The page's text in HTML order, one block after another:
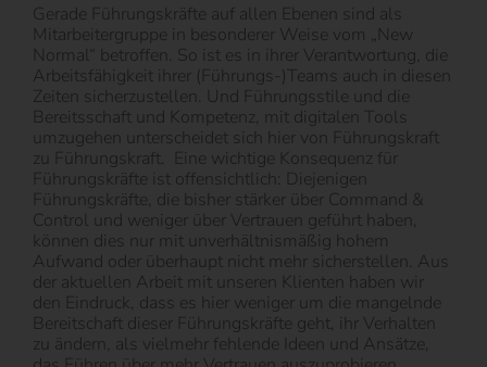
Gerade Führungskräfte auf allen Ebenen sind als
Mitarbeitergruppe in besonderer Weise vom „New
Normal“ betroffen. So ist es in ihrer Verantwortung, die
Arbeitsfähigkeit ihrer (Führungs-)Teams auch in diesen
Zeiten sicherzustellen. Und Führungsstile und die
Bereitsschaft und Kompetenz, mit digitalen Tools
umzugehen unterscheidet sich hier von Führungskraft
zu Führungskraft. Eine wichtige Konsequenz für
Führungskräfte ist offensichtlich: Diejenigen
Führungskräfte, die bisher stärker über Command &
Control und weniger über Vertrauen geführt haben,
können dies nur mit unverhältnismäßig hohem
Aufwand oder überhaupt nicht mehr sicherstellen. Aus
der aktuellen Arbeit mit unseren Klienten haben wir
den Eindruck, dass es hier weniger um die mangelnde
Bereitschaft dieser Führungskräfte geht, ihr Verhalten
zu ändern, als vielmehr fehlende Ideen und Ansätze,